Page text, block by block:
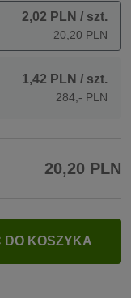
2,02 PLN / szt.
20,20 PLN
1,42 PLN / szt.
284,- PLN
20,20 PLN
DO KOSZYKA